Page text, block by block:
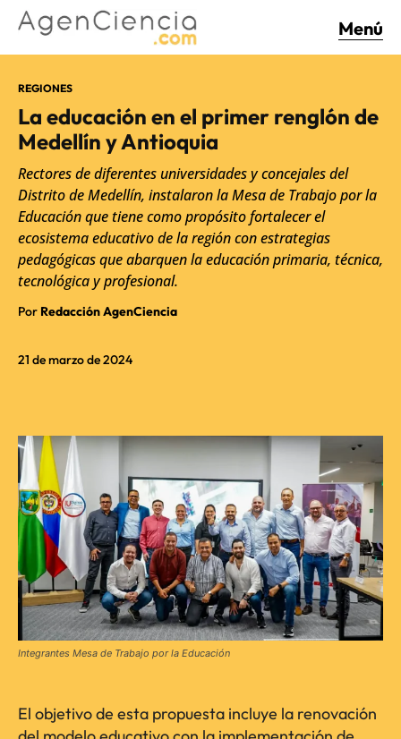
Menú
21 de marzo de 2024
REGIONES
La educación en el primer renglón de
Medellín y Antioquia
Rectores de diferentes universidades y concejales del
Distrito de Medellín, instalaron la Mesa de Trabajo por la
Educación que tiene como propósito fortalecer el
ecosistema educativo de la región con estrategias
pedagógicas que abarquen la educación primaria, técnica,
tecnológica y profesional.
Por Redacción AgenCiencia
Integrantes Mesa de Trabajo por la Educación
El objetivo de esta propuesta incluye la renovación